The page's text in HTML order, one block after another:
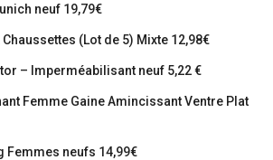
neuf 19,79€
(Lot de 5) Mixte 12,98€
– Imperméabilisant neuf 5,22 €
Femme Gaine Amincissant Ventre Plat
Femmes neufs 14,99€